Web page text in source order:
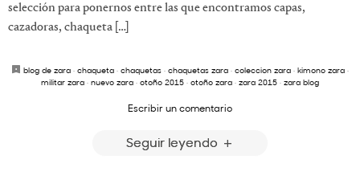
selección para ponernos entre las que encontramos capas,
cazadoras, chaqueta […]
blog de zara · chaqueta · chaquetas · chaquetas zara · coleccion zara · kimono zara ·
militar zara · nuevo zara · otoño 2015 · otoño zara · zara 2015 · zara blog
Escribir un comentario
Seguir leyendo